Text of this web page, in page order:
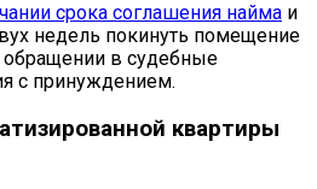
срока соглашения найма и
недель покинуть помещение
в судебные
с принуждением.
квартиры